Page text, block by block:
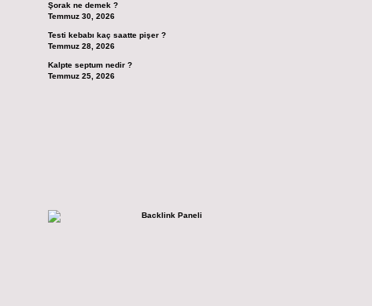
Şorak ne demek ?
Temmuz 30, 2026
Testi kebabı kaç saatte pişer ?
Temmuz 28, 2026
Kalpte septum nedir ?
Temmuz 25, 2026